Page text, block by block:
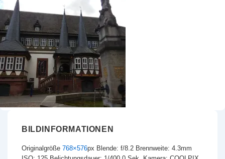
BILDINFORMATIONEN
Originalgröße 768×576px Blende: f/8.2 Brennweite: 4.3mm